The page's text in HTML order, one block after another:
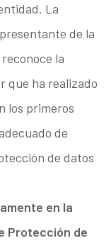
La
de la
la
que ha realizado
los primeros
de
de datos
en la
Protección de